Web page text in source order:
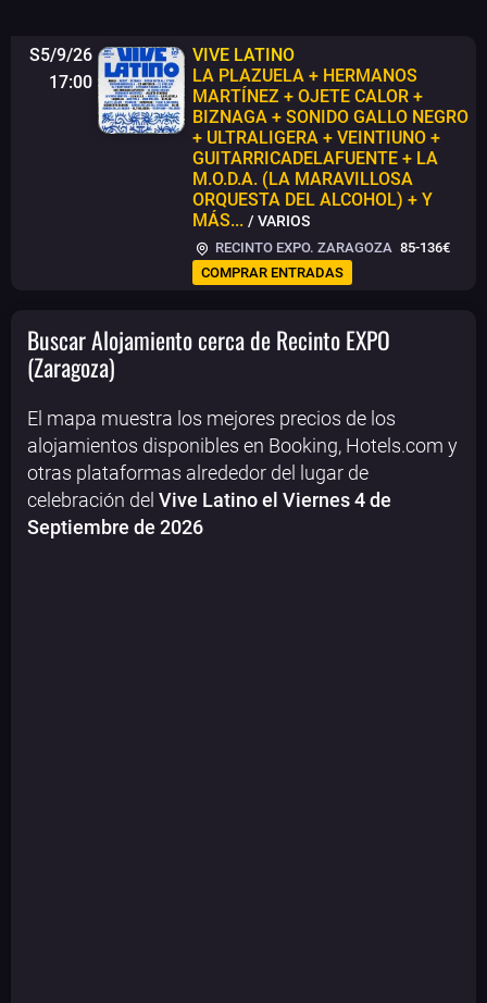
S5/9/26
17:00
VIVE LATINO
LA PLAZUELA + HERMANOS
MARTÍNEZ + OJETE CALOR +
BIZNAGA + SONIDO GALLO NEGRO
+ ULTRALIGERA + VEINTIUNO +
GUITARRICADELAFUENTE + LA
M.O.D.A. (LA MARAVILLOSA
ORQUESTA DEL ALCOHOL) + Y
MÁS... / VARIOS
RECINTO EXPO. ZARAGOZA 85-136€
COMPRAR ENTRADAS
Buscar Alojamiento cerca de Recinto EXPO
(Zaragoza)
El mapa muestra los mejores precios de los
alojamientos disponibles en Booking, Hotels.com y
otras plataformas alrededor del lugar de
celebración del Vive Latino el Viernes 4 de
Septiembre de 2026